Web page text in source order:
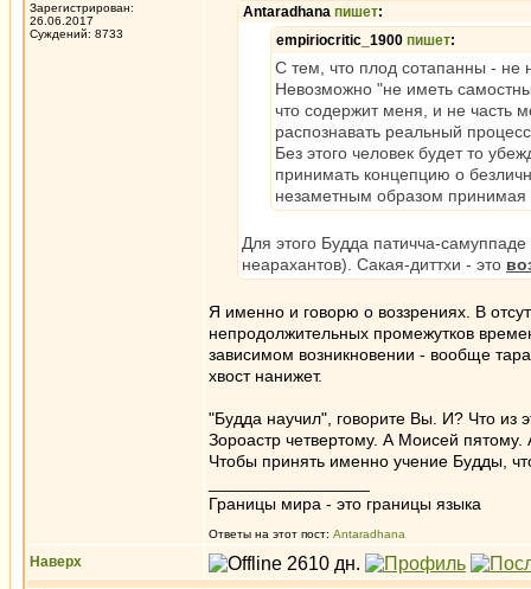
Зарегистрирован:
26.06.2017
Суждений: 8733
Antaradhana пишет:
empiriocritic_1900 пишет:
С тем, что плод сотапанны - не
Невозможно "не иметь
что содержит меня, и не часть
распознавать реальный
Без этого человек будет то
принимать концепцию о
незаметным образом принимая
Для этого Будда патичча-
неарахантов). Сакая-диттхи - это
Я именно и говорю о воззрениях. В
непродолжительных промежутков
зависимом возникновении - вообще
хвост нанижет.
"Будда научил", говорите Вы. И? Что из
Зороастр четвертому. А Моисей
Чтобы принять именно учение Будды,
Границы мира - это границы языка
Ответы на этот пост: Antaradhana
Наверх